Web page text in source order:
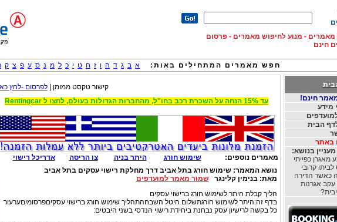
12994 מאמרים - מנוע לחיפוש מאמרים - פרסום
חינם
חפש מאמרים המתחילים באות: א ב ג ד ה ו ז ח ט י כ ל מ נ ס ע פ צ ק
חינם!
מידע
הבית
באתר
בנושא:
מאגרן כפייתי
קרובי
כאשר הדירה
אגרנות
קישור טקסט ממומן |לפרסום -לחץ
עד 15% הנחה על השכרת רכב בחו"ל, מהחברות הגדולות בעולם, לחצו ל Rentingcar
מאמרים נוספים: שימוש חורג היתר בניה צו הריסה
אדריכל רישוי
נושא המאמר:שימוש חורג בתל אביב דרך מחלקת רישוי עסקים בתל אביב
מאת:בנימין קלינגרשמור מאמר למועדפים
הליך קבלת היתר לשימוש חורג ברישוי עסקים
בדף זה:היתר לשימוש חורגתשלום היטל השבחהתהליך שימוש חורג ברישוי עסקיםפרסומיםערעור
כל בקשה לרישיון עסק נבחנת ביחידת רישוי הנדסי בשני היבטים: